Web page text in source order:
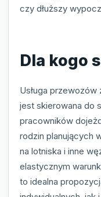
czy dłuższy
Dla kogo
Usługa
jest skierowana do
pracowników
rodzin planujących
na lotniska i inne
elastycznym
to idealna